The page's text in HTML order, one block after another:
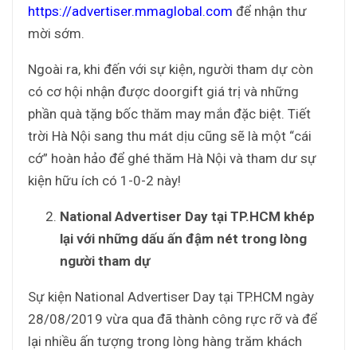
https://advertiser.mmaglobal.com để nhận thư
mời sớm.
Ngoài ra, khi đến với sự kiện, người tham dự còn
có cơ hội nhận được doorgift giá trị và những
phần quà tặng bốc thăm may mắn đặc biệt. Tiết
trời Hà Nội sang thu mát dịu cũng sẽ là một “cái
cớ” hoàn hảo để ghé thăm Hà Nội và tham dư sự
kiện hữu ích có 1-0-2 này!
National Advertiser Day tại TP.HCM khép
lại với những dấu ấn đậm nét trong lòng
người tham dự
Sự kiện National Advertiser Day tại TP.HCM ngày
28/08/2019 vừa qua đã thành công rực rỡ và để
lại nhiều ấn tượng trong lòng hàng trăm khách